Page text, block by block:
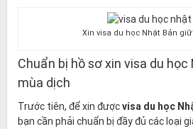
Xin visa du học Nhật Bản
Chuẩn bị hồ sơ xin visa du
mùa dịch
Trước tiên, để xin đượcvisa du học
bạn cần phải chuẩn bị đầy đủ các loại